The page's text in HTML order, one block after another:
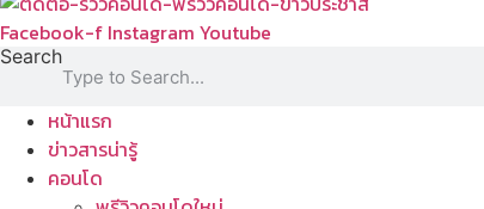
Facebook-f Instagram Youtube
Search
หน้าแรก
ข่าวสารน่ารู้
คอนโด